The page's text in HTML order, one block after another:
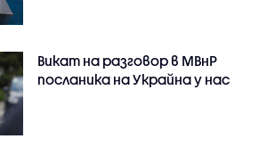
Викат на разговор в МВнР
посланика на Украйна у нас